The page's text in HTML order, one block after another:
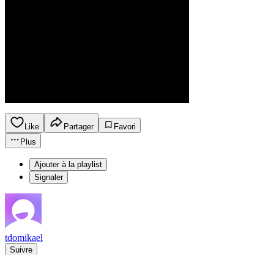
Like Partager
Favori
Plus
Ajouter à la playlist
Signaler
tdomikael
Suivre